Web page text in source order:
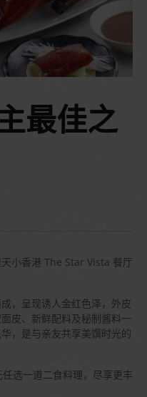
最佳之
小香港 The Star Vista 餐厅
，呈现诱人金红色泽，外皮
皮、新鲜配料及秘制酱料一
，是与亲友共享美馔时光的
选一道二食料理，尽享更丰